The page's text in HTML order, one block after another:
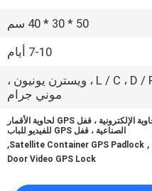
50 * 30 * 40 سم
7-10 أيام
L / C ، D / P ، T / T ، ويسترن يونيون ،
موني جرام
قفل GPS للحاوية الإلكترونية ، قفل GPS لحاوية الأقمار
الصناعية ، قفل GPS للفيديو للباب
,
Satellite Container GPS Padlock
,
Door Video GPS Lock